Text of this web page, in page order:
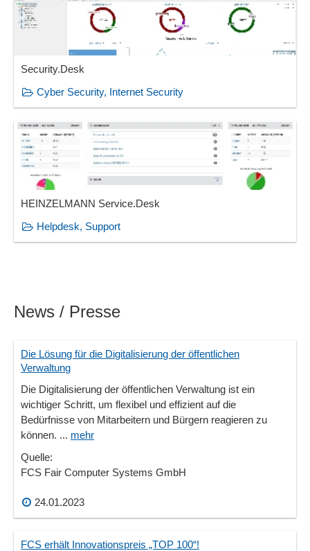
Security.Desk
Cyber Security, Internet Security
HEINZELMANN Service.Desk
Helpdesk, Support
News / Presse
Die Lösung für die Digitalisierung der öffentlichen
Verwaltung
Die Digitalisierung der öffentlichen Verwaltung ist ein
wichtiger Schritt, um flexibel und effizient auf die
Bedürfnisse von Mitarbeitern und Bürgern reagieren zu
können. ... mehr
Quelle:
FCS Fair Computer Systems GmbH
24.01.2023
FCS erhält Innovationspreis „TOP 100“!